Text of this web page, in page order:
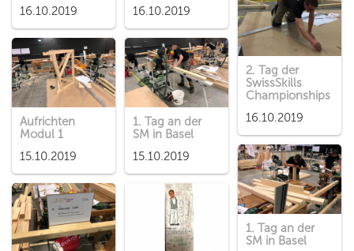
16.10.2019
16.10.2019
2. Tag der
SwissSkills
Championships
16.10.2019
Aufrichten
Modul 1
15.10.2019
1. Tag an der
SM in Basel
15.10.2019
1. Tag an der
SM in Basel